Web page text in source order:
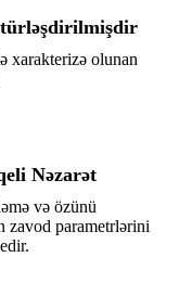
xarakterizə olunan
Nəzarət
və özünü
zavod parametrlərini